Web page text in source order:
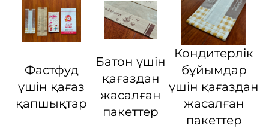
Фастфуд
үшін қағаз
қапшықтар
Батон үшін
қағаздан
жасалған
пакеттер
Кондитерлік
бұйымдар
үшін қағаздан
жасалған
пакеттер